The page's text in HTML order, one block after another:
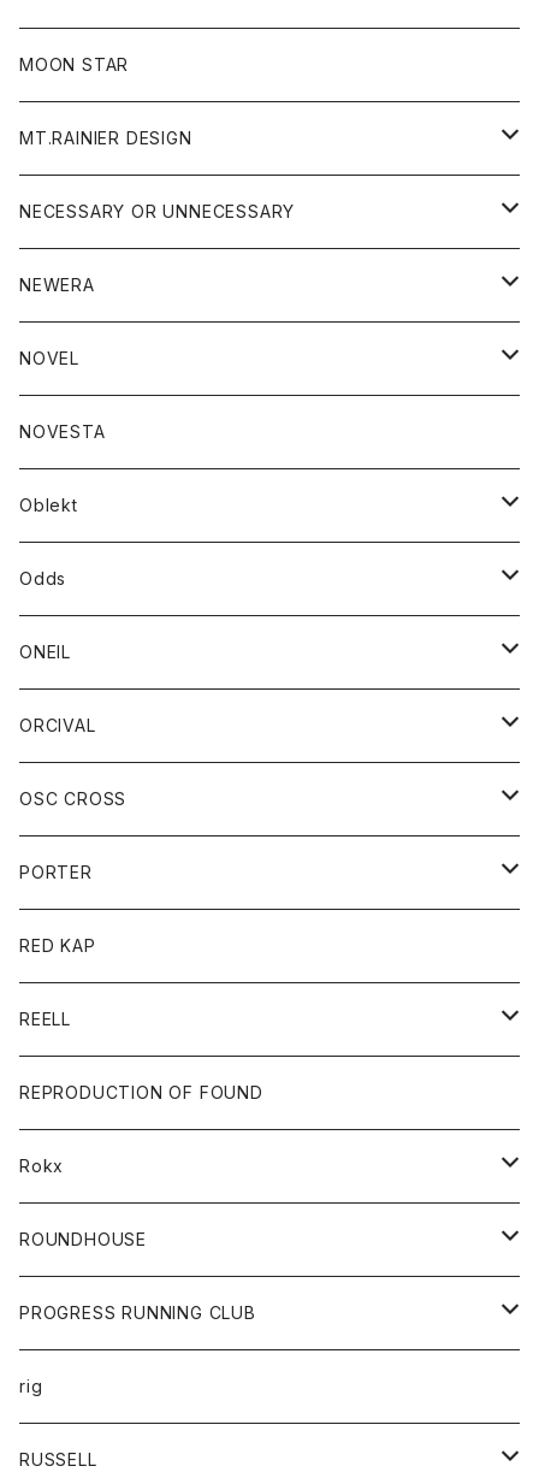
フリース
ジャケット
ニット
パンツ
帽子
MOON STAR
MT.RAINIER DESIGN
アウター
コート
ジャケット
アクセサリー
バッグ
グッズ
ウォレット
靴
トップス
ジャケット
シャツ
ボトム
ショートパンツ
パンツ
レディース
シャツ
Tシャツ
NECESSARY OR UNNECESSARY
アウター
コート
ジャケット
アクセサリー
バッグ
ブレスレット
グッズ
靴
ストール/マフラー
トップス
シャツ
シャツジャケット
ロングスリーブＴシャツ
ボトム
ショートパンツ
ジーンズ
NEWERA
帽子
NOVEL
トップス
カットソー
スエット
ボトム
NOVESTA
Oblekt
ボトム
ショートパンツ
パンツ
レディース
ボトム
Odds
帽子
ONEIL
スカート
ORCIVAL
アウター
コート
ジャケット
アクセサリー
バッグ
キッズ
Tシャツ
帽子
グッズ
靴
バック
トップス
カットソー
カーディガン
ボトムス
ショートパンツ
パンツ
レディース
カットソー
コート
OSC CROSS
ダウンジャケット
PORTER
カードホルダー
キーホルダー
財布
バック
RED KAP
REELL
パンツ
ショートパンツ
REPRODUCTION OF FOUND
Rokx
ボトム
ROUNDHOUSE
エプロン
キッズ
オーバーオール
ボトム
PROGRESS RUNNING CLUB
トップス
Tシャツ
グッズ
rig
RUSSELL